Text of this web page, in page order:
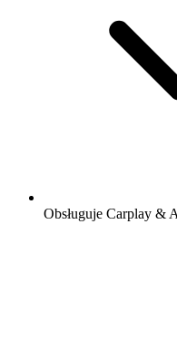
Obsługuje Carplay &